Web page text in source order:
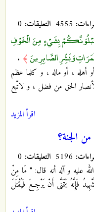
التعليقات:
بِشَيْءٍ مِنَ الْخَوْفِ
وَبَشِّرِ الصَّابِرِينَ ﴾ .
أهله ، أو ماله ، و كلما عظم
الحق من فضل ، و لاتّبع
اقرأ المزيد
من الجنة؟
التعليقات:
عليه و آله أنه قال: " مَا مِنْ
فَإِنَّهُ يَتَمَنَّى أَنْ يَرْجِعَ فَيُقْتَلَ